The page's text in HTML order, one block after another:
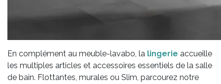
En complément au meuble-lavabo, la lingerie accueille
les multiples articles et accessoires essentiels de la salle
de bain. Flottantes, murales ou Slim, parcourez notre